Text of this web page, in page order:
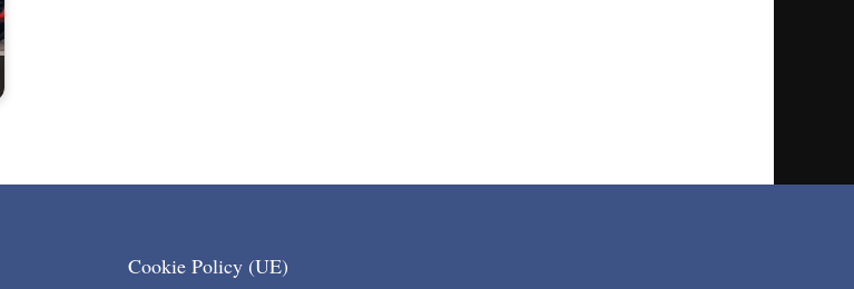
Cookie Policy (UE)